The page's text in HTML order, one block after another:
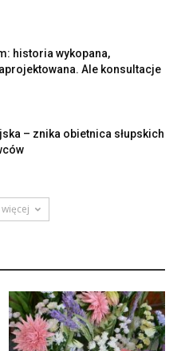
historia wykopana,
Ale konsultacje
– znika obietnica słupskich